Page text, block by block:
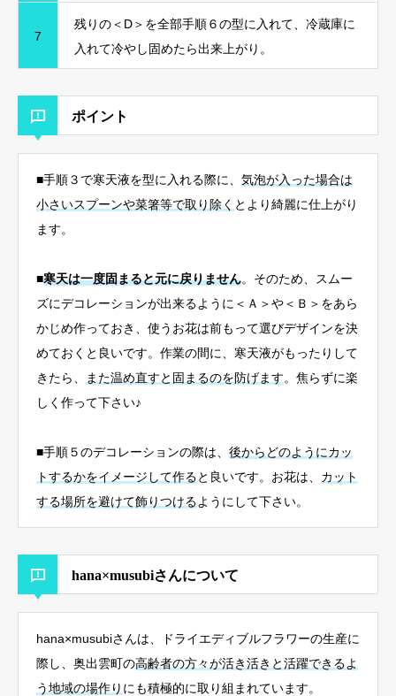
7
残りの＜D＞を全部手順６の型に入れて、冷蔵庫に
入れて冷やし固めたら出来上がり。
ポイント
■手順３で寒天液を型に入れる際に、 気泡が入った場合は
小さいスプーンや菜箸等で取り除く とより綺麗に仕上がり
ます。
■寒天は一度固まると元に戻りません。そのため、スムー
ズにデコレーションが出来るように＜Ａ＞や＜Ｂ＞をあら
かじめ作っておき、使うお花は前もって選びデザインを決
めておくと良いです。作業の間に、寒天液がもったりして
きたら、
また温め直すと固まるのを防げます。焦らずに楽
しく作って下さい♪
■手順５のデコレーションの際は、 後からどのようにカッ
トするかをイメージして作ると良いです。お花は、 カット
する場所を避けて飾りつけるようにして下さい。
hana×musubiさんについて
hana×musubiさんは、ドライエディブルフラワーの生産に
際し、奥出雲町の高齢者の方々が活き活きと活躍できるよ
う地域の場作り にも積極的に取り組まれています。